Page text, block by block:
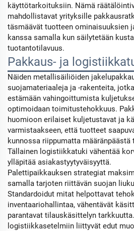
käyttötarkoituksiin. Nämä
mahdollistavat yrityksille
täsmäävät tuotteen ominaisuuksien
kanssa samalla kun säilytetään
tuotantotilavuus.
Pakkaus- ja
Näiden metallisäiliöiden
suojamateriaaleja ja -rakenteita,
estämään vahingoittumista
optimoidaan toimitustehokkuus.
huomioon erilaiset kuljetustavat ja
varmistaakseen, että tuotteet
kunnossa riippumatta
Tällainen logistiikkatuki vähentää
ylläpitää asiakastyytyväisyyttä.
Palettipaikkauksen strategiat
samalla tarjoten riittävän suojan
Standardoidut mitat helpottavat
inventaariohallintaa, vähentävät
parantavat tilauskäsittelyn
logistiikkasetelmiin liittyvät edut